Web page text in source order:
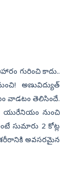
గురించి కాదు..
అణువిద్యుత్‌
వాడటం తెలిసిందే.
యురేనియం నుంచి
సుమారు 2 కోట్ల
శరీరానికి అవసరమైన